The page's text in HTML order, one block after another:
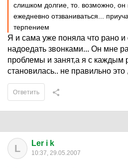
слишком долгие, то. возможно, он
ежедневно отзваниваться...
терпением
Я и сама уже поняла что рано и
надоедать звонками... Он мне
проблемы и занят,а я с каждым
становилась.. не правильно это
Ответить
L Ler i k
10:37, 29.05.2007